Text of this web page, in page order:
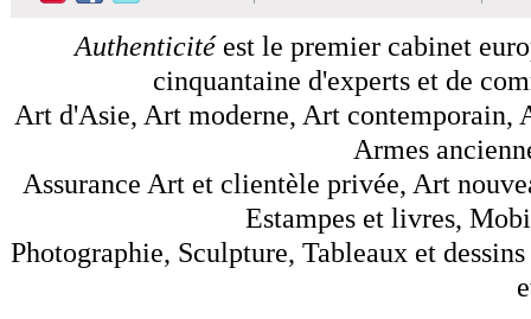
Authenticitéest le premier cabinet
cinquantaine d'experts et de
Art d'Asie, Art moderne, Art contemporain,
Armes
Assurance Art et clientèle privée, Art
Estampes et livres,
Photographie, Sculpture, Tableaux et